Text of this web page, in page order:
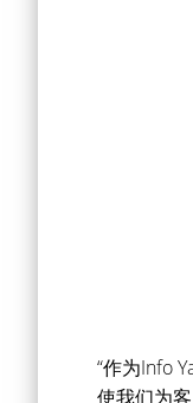
“作为Info
使我们为